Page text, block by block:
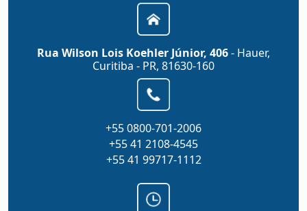
Rua Wilson Lois Koehler Júnior, 406- Hauer,
Curitiba - PR, 81630-160
+55 0800-701-2006
+55 41 2108-4545
+55 41 99717-1112